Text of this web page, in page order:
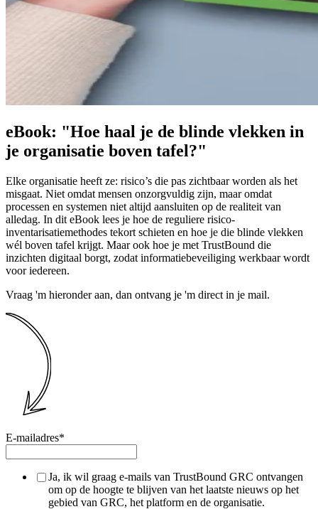
eBook: "Hoe haal je de blinde vlekken in
je organisatie boven tafel?"
Elke organisatie heeft ze: risico’s die pas zichtbaar worden als het
misgaat. Niet omdat mensen onzorgvuldig zijn, maar omdat
processen en systemen niet altijd aansluiten op de realiteit van
alledag. In dit eBook lees je hoe de reguliere risico-
inventarisatiemethodes tekort schieten en hoe je die blinde vlekken
wél boven tafel krijgt. Maar ook hoe je met TrustBound die
inzichten digitaal borgt, zodat informatiebeveiliging werkbaar wordt
voor iedereen.
Vraag 'm hieronder aan, dan ontvang je 'm direct in je mail.
E-mailadres*
Ja, ik wil graag e-mails van TrustBound GRC ontvangen
om op de hoogte te blijven van het laatste nieuws op het
gebied van GRC, het platform en de organisatie.